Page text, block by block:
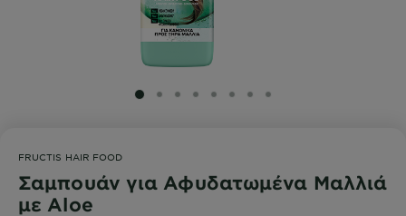
SLIDE 1
SLIDE 2
SLIDE 3
SLIDE 4
SLIDE 5
SLIDE 6
SLIDE 7
SLIDE 8
FRUCTIS HAIR FOOD
Σαμπουάν για Αφυδατωμένα Μαλλιά
με Aloe